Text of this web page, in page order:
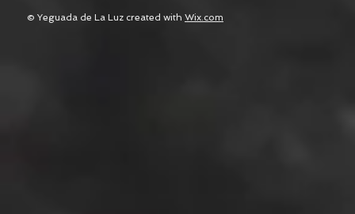
© Yeguada de La Luz created with Wix.com